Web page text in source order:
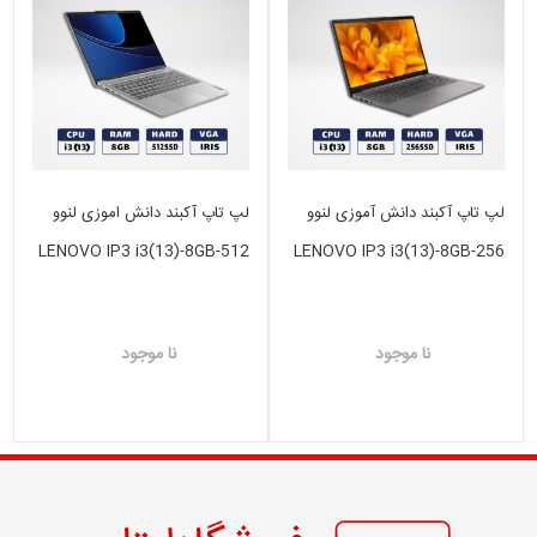
لپ تاپ آکبند دانش آموزی لنوو
LENOVO IP3 i3(13)-8GB-256
نا موجود
لپ تاپ آکبند دانش اموزی لنوو
LENOVO IP3 i3(13)-8GB-512
نا موجود